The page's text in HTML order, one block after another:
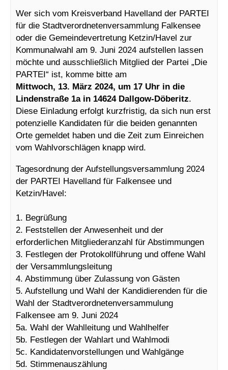
Wer sich vom Kreisverband Havelland der PARTEI
für die Stadtverordnetenversammlung Falkensee
oder die Gemeindevertretung Ketzin/Havel zur
Kommunalwahl am 9. Juni 2024 aufstellen lassen
möchte und ausschließlich Mitglied der Partei „Die
PARTEI“ ist, komme bitte am
Mittwoch, 13. März 2024, um 17 Uhr in die
Lindenstraße 1a in 14624 Dallgow-Döberitz.
Diese Einladung erfolgt kurzfristig, da sich nun erst
potenzielle Kandidaten für die beiden genannten
Orte gemeldet haben und die Zeit zum Einreichen
vom Wahlvorschlägen knapp wird.
Tagesordnung der Aufstellungsversammlung 2024
der PARTEI Havelland für Falkensee und
Ketzin/Havel:
1. Begrüßung
2. Feststellen der Anwesenheit und der
erforderlichen Mitgliederanzahl für Abstimmungen
3. Festlegen der Protokollführung und offene Wahl
der Versammlungsleitung
4. Abstimmung über Zulassung von Gästen
5. Aufstellung und Wahl der Kandidierenden für die
Wahl der Stadtverordnetenversammulung
Falkensee am 9. Juni 2024
5a. Wahl der Wahlleitung und Wahlhelfer
5b. Festlegen der Wahlart und Wahlmodi
5c. Kandidatenvorstellungen und Wahlgänge
5d. Stimmenauszählung